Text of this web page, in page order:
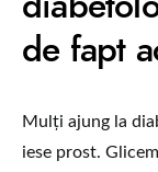
de fapt
Mulți ajung la
iese prost.